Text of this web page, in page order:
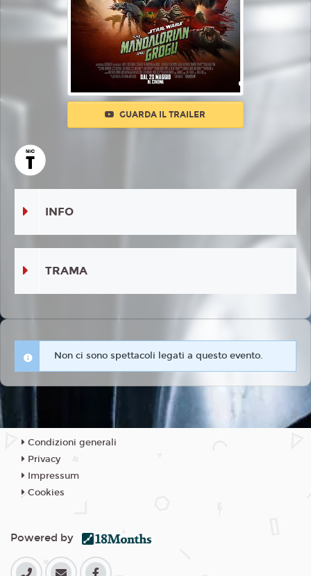
GUARDA IL TRAILER
INFO
TRAMA
Non ci sono spettacoli legati a questo evento.
Condizioni generali
Privacy
Impressum
Cookies
Powered by